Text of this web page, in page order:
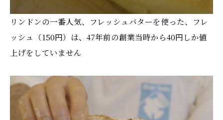
リンドンの一番人気、フレッシュバターを使った、フレ
ッシュ（150円）は、47年前の創業当時から40円しか値
上げをしていません